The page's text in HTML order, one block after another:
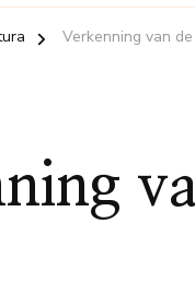
Verkenning van